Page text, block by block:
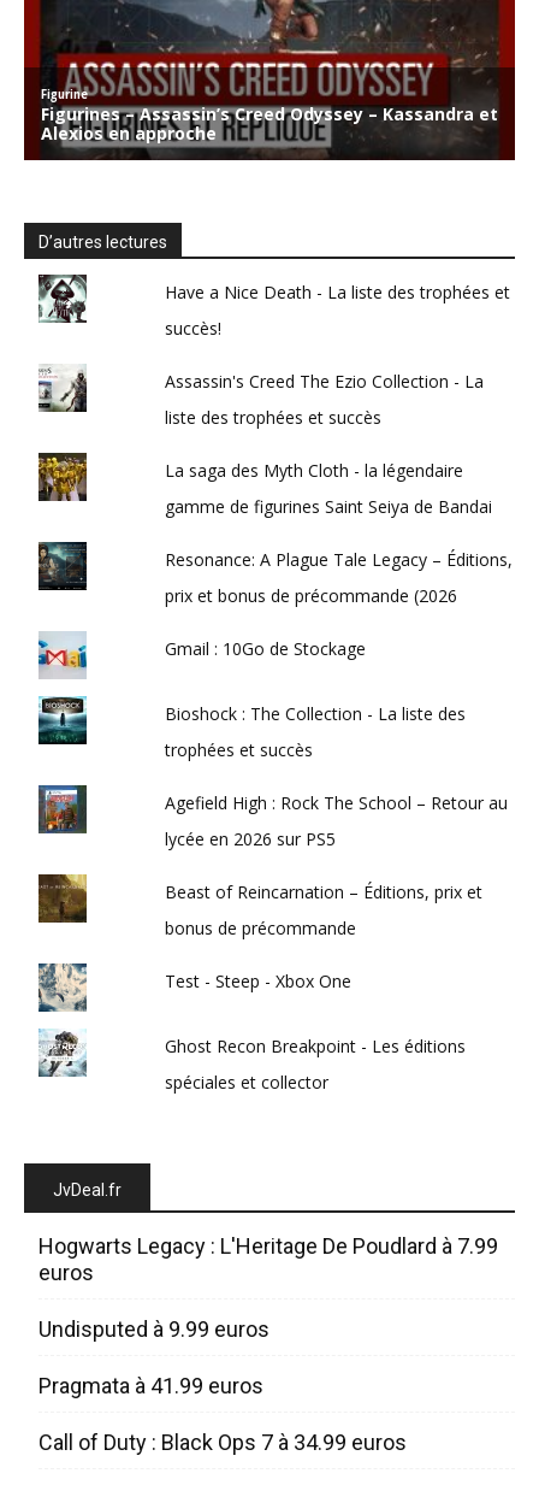
D’autres lectures
Have a Nice Death - La liste des trophées et
succès!
Assassin's Creed The Ezio Collection - La
liste des trophées et succès
La saga des Myth Cloth - la légendaire
gamme de figurines Saint Seiya de Bandai
Resonance: A Plague Tale Legacy – Éditions,
prix et bonus de précommande (2026
Gmail : 10Go de Stockage
Bioshock : The Collection - La liste des
trophées et succès
Agefield High : Rock The School – Retour au
lycée en 2026 sur PS5
Beast of Reincarnation – Éditions, prix et
bonus de précommande
Test - Steep - Xbox One
Ghost Recon Breakpoint - Les éditions
spéciales et collector
JvDeal.fr
Hogwarts Legacy : L'Heritage De Poudlard à 7.99
euros
Undisputed à 9.99 euros
Pragmata à 41.99 euros
Call of Duty : Black Ops 7 à 34.99 euros